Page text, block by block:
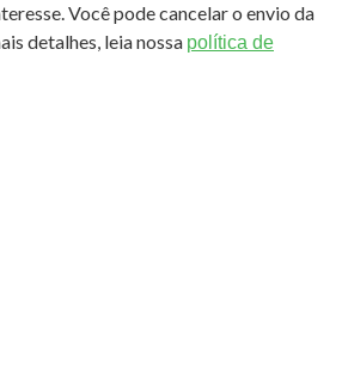
Você pode cancelar o envio da
detalhes, leia nossa política de